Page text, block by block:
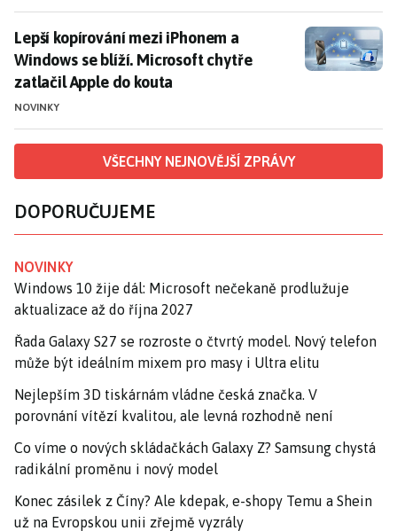
Lepší kopírování mezi iPhonem a Windows se blíží.
Lepší kopírování mezi iPhonem a
Windows se blíží. Microsoft chytře
zatlačil Apple do kouta
NOVINKY
VŠECHNY NEJNOVĚJŠÍ ZPRÁVY
DOPORUČUJEME
NOVINKY
Windows 10 žije dál: Microsoft nečekaně prodlužuje
aktualizace až do října 2027
Řada Galaxy S27 se rozroste o čtvrtý model. Nový telefon
může být ideálním mixem pro masy i Ultra elitu
Nejlepším 3D tiskárnám vládne česká značka. V
porovnání vítězí kvalitou, ale levná rozhodně není
Co víme o nových skládačkách Galaxy Z? Samsung chystá
radikální proměnu i nový model
Konec zásilek z Číny? Ale kdepak, e-shopy Temu a Shein
už na Evropskou unii zřejmě vyzrály